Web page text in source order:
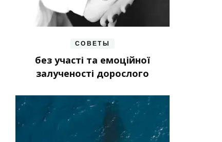
СОВЕТЫ
без участі та емоційної
залученості дорослого